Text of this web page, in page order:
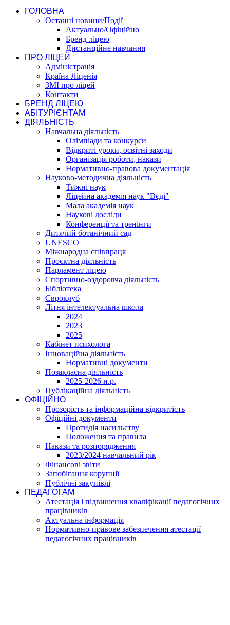
ГОЛОВНА
Останні новини/Події
Актуально/Офіційно
Бренд ліцею
Дистанційне навчання
ПРО ЛІЦЕЙ
Адміністрація
Країна Ліценія
ЗМІ про ліцей
Контакти
БРЕНД ЛІЦЕЮ
АБІТУРІЄНТАМ
ДІЯЛЬНІСТЬ
Навчальна діяльність
Олімпіади та конкурси
Відкриті уроки, освітні заходи
Організація роботи, накази
Нормативно-правова документація
Науково-методична діяльність
Тижні наук
Ліцейна академія наук "Вєді"
Мала академія наук
Наукові досліди
Конференції та тренінги
Дитячий ботанічний сад
UNESCO
Міжнародна співпраця
Проєктна діяльність
Парламент ліцею
Спортивно-оздоровча діяльність
Бібліотека
Євроклуб
Літня інтелектуальна школа
2024
2023
2025
Кабінет психолога
Інноваційна діяльність
Нормативні документи
Позакласна діяльність
2025-2026 н.р.
Публікаційна діяльність
ОФІЦІЙНО
Прозорість та інформаційна відкритість
Офіційні документи
Протидія насильству
Положення та правила
Накази та розпорядження
2023/2024 навчальний рік
Фінансові звіти
Запобігання корупції
Публічні закупівлі
ПЕДАГОГАМ
Атестація і підвишення кваліфікації педагогічних
працівників
Актуальна інформація
Нормативно-правове забезпечення атестації
педагогічних працівників